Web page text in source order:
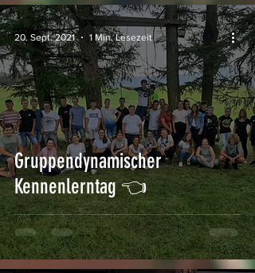
Gruppendynamischer
Kennenlerntag 👈
20. Sept. 2021 1 Min. Lesezeit